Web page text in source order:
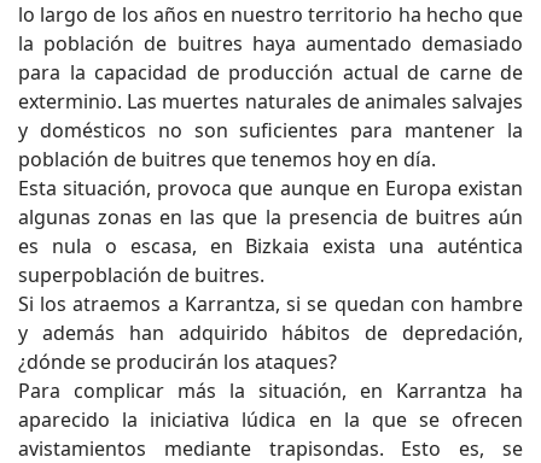
lo largo de los años en nuestro territorio ha hecho que
la población de buitres haya aumentado demasiado
para la capacidad de producción actual de carne de
exterminio. Las muertes naturales de animales salvajes
y domésticos no son suficientes para mantener la
población de buitres que tenemos hoy en día.
Esta situación, provoca que aunque en Europa existan
algunas zonas en las que la presencia de buitres aún
es nula o escasa, en Bizkaia exista una auténtica
superpoblación de buitres.
Si los atraemos a Karrantza, si se quedan con hambre
y además han adquirido hábitos de depredación,
¿dónde se producirán los ataques?
Para complicar más la situación, en Karrantza ha
aparecido la iniciativa lúdica en la que se ofrecen
avistamientos mediante trapisondas. Esto es, se